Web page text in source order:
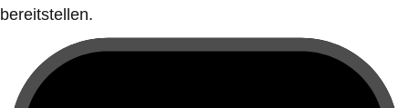
bereitstellen.